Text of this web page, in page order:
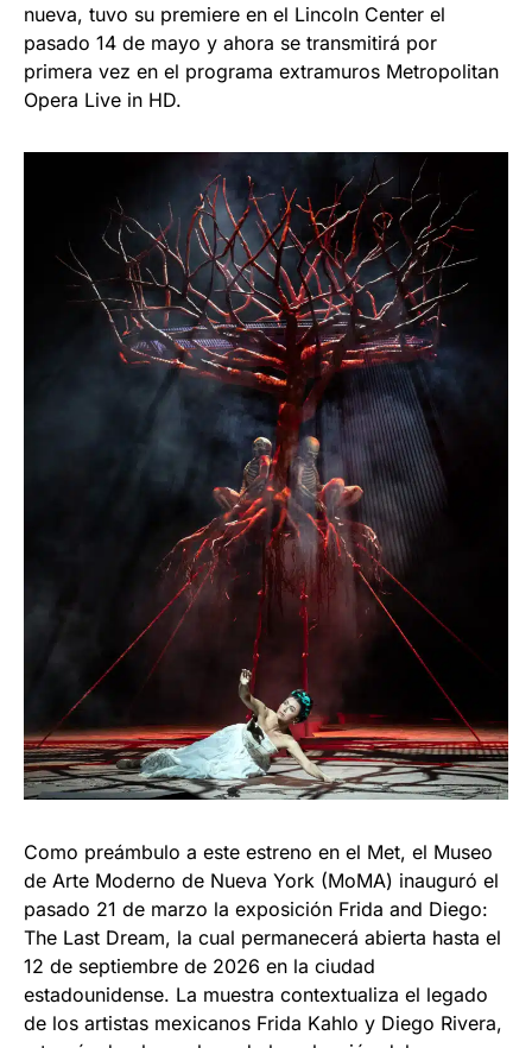
nueva, tuvo su premiere en el Lincoln Center el
pasado 14 de mayo y ahora se transmitirá por
primera vez en el programa extramuros Metropolitan
Opera Live in HD.
Como preámbulo a este estreno en el Met, el Museo
de Arte Moderno de Nueva York (MoMA) inauguró el
pasado 21 de marzo la exposición Frida and Diego:
The Last Dream, la cual permanecerá abierta hasta el
12 de septiembre de 2026 en la ciudad
estadounidense. La muestra contextualiza el legado
de los artistas mexicanos Frida Kahlo y Diego Rivera,